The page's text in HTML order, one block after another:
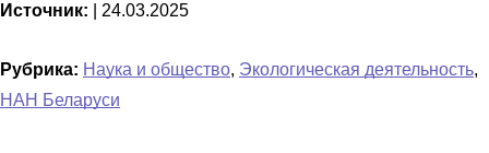
Источник: 24.03.2025
Рубрика: Наука и общество, Экологическая деятельность,
НАН Беларуси